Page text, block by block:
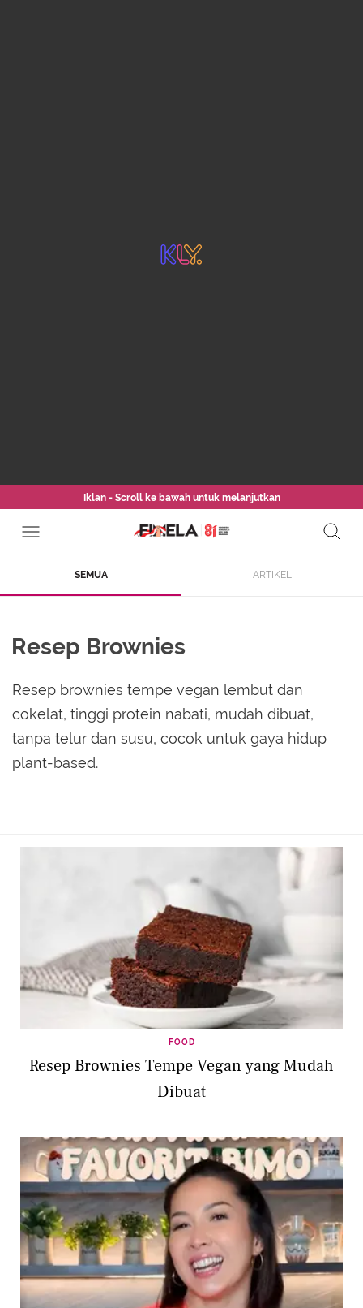
Iklan - Scroll ke bawah untuk melanjutkan
SEMUA ARTIKEL
Resep Brownies
Resep brownies tempe vegan lembut dan
cokelat, tinggi protein nabati, mudah dibuat,
tanpa telur dan susu, cocok untuk gaya hidup
plant-based.
FOOD
Resep Brownies Tempe Vegan yang Mudah
Dibuat